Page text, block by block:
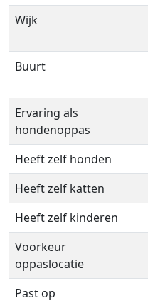
Wijk
Buurt
Ervaring als
hondenoppas
Heeft zelf honden
Heeft zelf katten
Heeft zelf kinderen
Voorkeur
oppaslocatie
Past op